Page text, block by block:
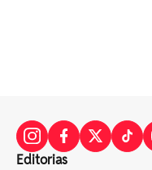
Editorias